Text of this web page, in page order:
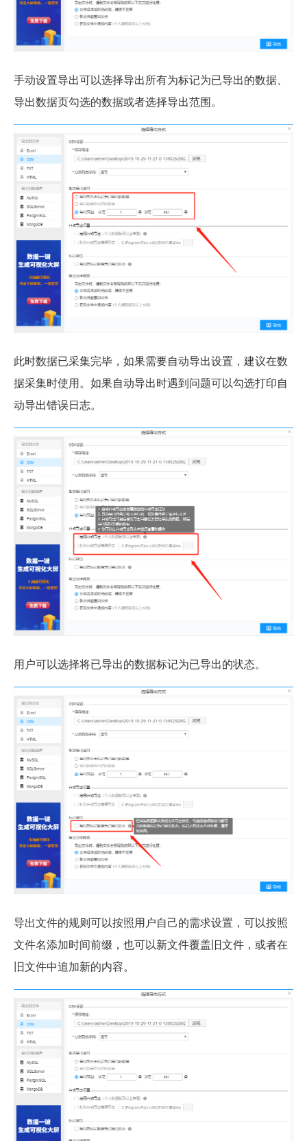
手动设置导出可以选择导出所有为标记为已导出的数据、
导出数据页勾选的数据或者选择导出范围。
此时数据已采集完毕，如果需要自动导出设置，建议在数
据采集时使用。如果自动导出时遇到问题可以勾选打印自
动导出错误日志。
用户可以选择将已导出的数据标记为已导出的状态。
导出文件的规则可以按照用户自己的需求设置，可以按照
文件名添加时间前缀，也可以新文件覆盖旧文件，或者在
旧文件中追加新的内容。